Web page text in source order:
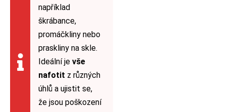
například
škrábance,
promáčkliny nebo
praskliny na skle.
Ideální je vše
nafotit z různých
úhlů a ujistit se,
že jsou poškození